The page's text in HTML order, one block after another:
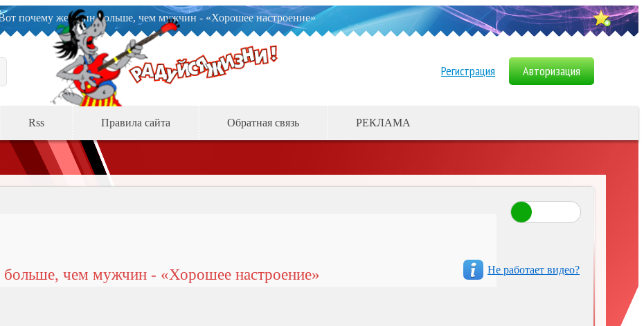
почему женщин больше, чем мужчин - «Хорошее настроение»
Авторизация
Регистрация
Rss Правила сайта Обратная связь РЕКЛАМА
Картинки с юмором и приколами для
хорошего настроения. - «Фото
адекватный юмор, который можн -
«Фото приколы»
чем мужчин - «Хорошее настроение» Не работает видео?